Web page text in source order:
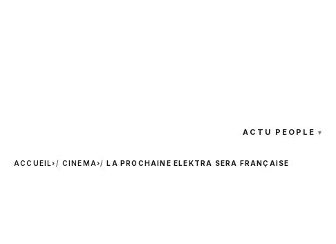
ACTU PEOPLE
ACCUEIL› CINEMA› LA PROCHAINE ELEKTRA SERA FRANÇAISE